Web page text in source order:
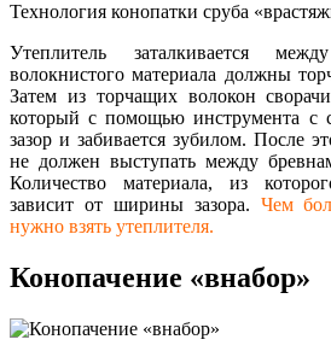
Технология конопатки сруба
Утеплитель заталкивается
волокнистого материала должны
Затем из торчащих волокон
который с помощью инструмента с
зазор и забивается зубилом. После
не должен выступать между
Количество материала, из
зависит от ширины зазора. Чем
нужно взять утеплителя.
Конопачение «внабор»